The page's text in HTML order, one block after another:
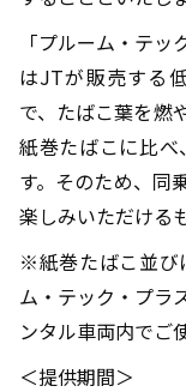
「プルーム・テッ
はJTが販売する
で、たばこ葉を燃
紙巻たばこに比
す。そのため、同
楽しみいただける
※紙巻たばこ並び
ム・テック・プラ
ンタル車両内でご
＜提供期間＞